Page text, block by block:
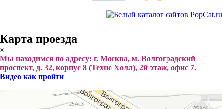
Карта проезда
×
Мы находимся по адресу: г. Москва, м. Волгоградский
проспект, д. 32, корпус 8 (Техно Холл), 2й этаж, офис 7.
Видео как пройти